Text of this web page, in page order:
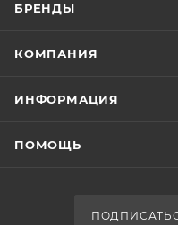
БРЕНДЫ
КОМПАНИЯ
ИНФОРМАЦИЯ
ПОМОЩЬ